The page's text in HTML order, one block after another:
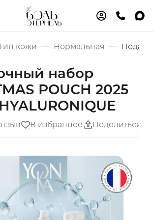
кожи Нормальная
набор
POUCH 2025
В избранное Поделиться